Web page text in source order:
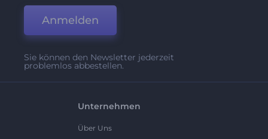
Anmelden
Sie können den Newsletter jederzeit
problemlos abbestellen.
Unternehmen
Über Uns